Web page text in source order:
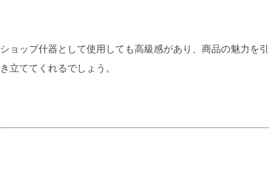
ショップ什器として使用しても高級感があり、商品の魅力を引
き立ててくれるでしょう。